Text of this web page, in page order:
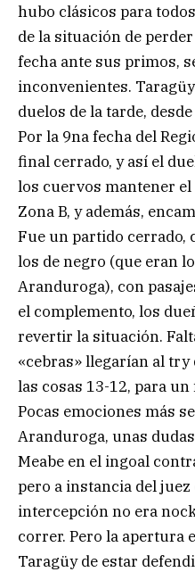
hubo clásicos para
de la situación de
fecha ante sus primos,
inconvenientes.
duelos de la tarde,
Por la 9na fecha del
final cerrado, y así el
los cuervos mantener
Zona B, y además,
Fue un partido cerrado,
los de negro (que eran
Aranduroga), con
el complemento, los
revertir la situación.
«cebras» llegarían al
las cosas 13-12, para
Pocas emociones más
Aranduroga, unas
Meabe en el ingoal
pero a instancia del
intercepción no era
correr. Pero la apertura
Taragüy de estar